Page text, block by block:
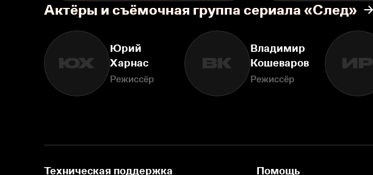
Актёры и съёмочная группа сериала «След»
ЮХ
Юрий
Харнас
Режиссёр
ВК
Владимир
Кошеваров
Режиссёр
ИР
Техническая поддержка Помощь